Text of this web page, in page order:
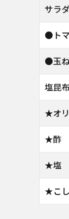
サラ
●トマ
●玉ね
塩昆布
★オ
★酢
★塩
★こ